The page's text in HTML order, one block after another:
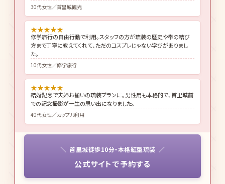
30代女性／首里城観光
★★★★★
修学旅行の自由行動で利用。スタッフの方が琉装の歴史や帯の結び
方まで丁寧に教えてくれて、ただのコスプレじゃない学びがありまし
た。
10代女性／修学旅行
★★★★★
結婚記念で夫婦お揃いの琉装プランに。男性用も本格的で、首里城前
での記念撮影が一生の思い出になりました。
40代女性／カップル利用
首里城徒歩10分・本格紅型琉装
公式サイトで予約する